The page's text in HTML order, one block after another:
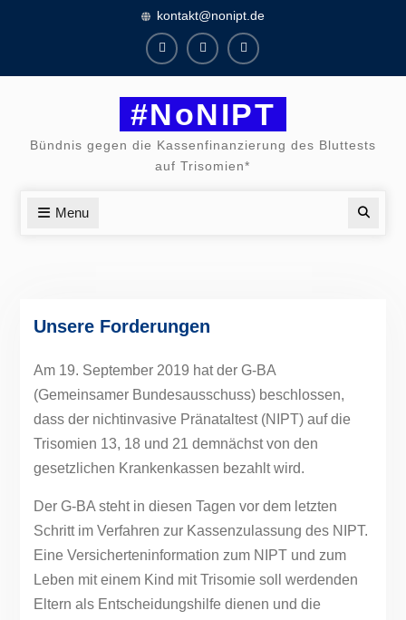
kontakt@nonipt.de
FacebookInstagram
Twitter
#NoNIPT
Bündnis gegen die Kassenfinanzierung des Bluttests
auf Trisomien*
Menu
Unsere Forderungen
Am 19. September 2019 hat der G-BA
(Gemeinsamer Bundesausschuss) beschlossen,
dass der nichtinvasive Pränataltest (NIPT) auf die
Trisomien 13, 18 und 21 demnächst von den
gesetzlichen Krankenkassen bezahlt wird.
Der G-BA steht in diesen Tagen vor dem letzten
Schritt im Verfahren zur Kassenzulassung des NIPT.
Eine Versicherteninformation zum NIPT und zum
Leben mit einem Kind mit Trisomie soll werdenden
Eltern als Entscheidungshilfe dienen und die